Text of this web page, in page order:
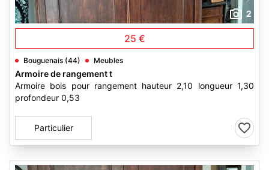
2
25 €
Bouguenais (44) Meubles
Armoire de rangement t
Armoire bois pour rangement hauteur 2,10 longueur 1,30
profondeur 0,53
Particulier